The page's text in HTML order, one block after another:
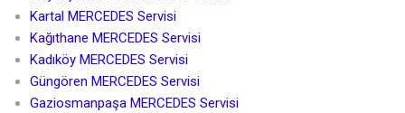
Kartal MERCEDES Servisi
Kağıthane MERCEDES Servisi
Kadıköy MERCEDES Servisi
Güngören MERCEDES Servisi
Gaziosmanpaşa MERCEDES Servisi